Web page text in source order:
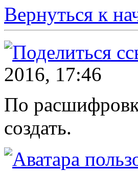
Вернуться к
2016, 17:46
По
создать.